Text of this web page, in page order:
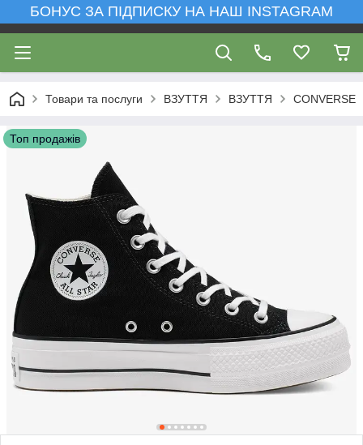
БОНУС ЗА ПІДПИСКУ НА НАШ INSTAGRAM
Товари та послуги ВЗУТТЯ ВЗУТТЯ CONVERSE
Топ продажів